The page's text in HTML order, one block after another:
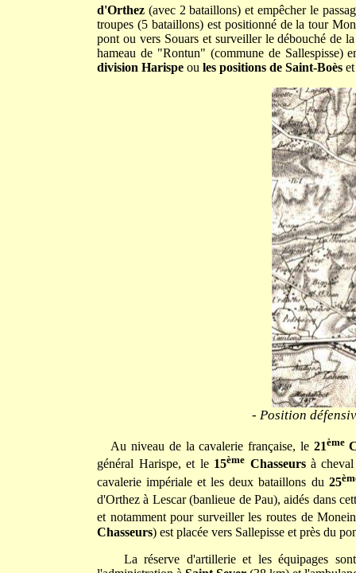
d'Orthez (avec 2 bataillons) et empêcher le
troupes (5 bataillons) est positionné de la tour
pont ou vers Souars et surveiller le débouché de
hameau de "Rontun" (commune de Sallespisse)
division Harispe ou les positions de Saint-Boès
- Position
Au niveau de la cavalerie française, le 21ème
général Harispe, et le 15ème Chasseurs à
cavalerie impériale et les deux bataillons du 25
d'Orthez à Lescar (banlieue de Pau), aidés dans
et notamment pour surveiller les routes de
Chasseurs) est placée vers Sallepisse et près du
La réserve d'artillerie et les équipages